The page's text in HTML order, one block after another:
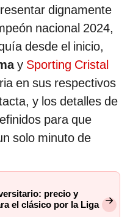
dignamente
nacional 2024,
desde el inicio,
y Sporting Cristal
en sus respectivos
y los detalles de
para que
solo minuto de
precio y
el clásico por la Liga